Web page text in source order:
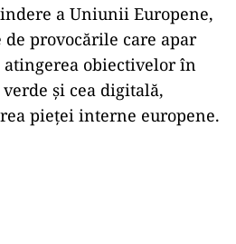
a Uniunii Europene,
de provocările care apar
obiectivelor în
şi cea digitală,
pieţei interne europene.